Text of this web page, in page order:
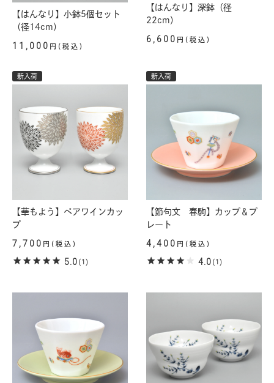
【はんなり】小鉢5個セット
（径14cm）
11,000 円(税込)
【はんなり】深鉢（径
22cm）
6,600 円(税込)
新入荷
【華もよう】ペアワインカッ
プ
7,700 円(税込)
5.0 (1)
新入荷
【節句文 春駒】カップ＆プ
レート
4,400 円(税込)
4.0 (1)